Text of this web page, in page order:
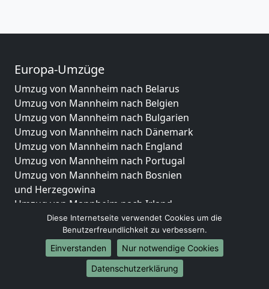
Europa-Umzüge
Umzug von Mannheim nach Belarus
Umzug von Mannheim nach Belgien
Umzug von Mannheim nach Bulgarien
Umzug von Mannheim nach Dänemark
Umzug von Mannheim nach England
Umzug von Mannheim nach Portugal
Umzug von Mannheim nach Bosnien
und Herzegowina
Umzug von Mannheim nach Irland
Umzug von Mannheim nach Lettland
Umzug von Mannheim nach Zypern
Umzug von Mannheim nach Kroatien
Umzug von Mannheim nach Estland
Umzug von Mannheim nach Finnland
Diese Internetseite verwendet Cookies um die
Benutzerfreundlichkeit zu verbessern.
Einverstanden
Nur notwendige Cookies
Datenschutzerklärung